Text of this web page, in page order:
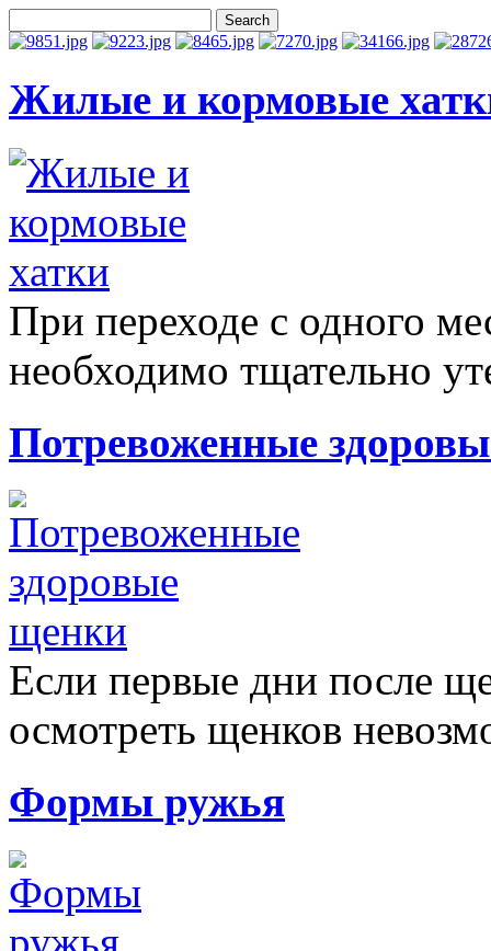
Жилые и кормовые
При переходе с одного
необходимо тщательно
Потревоженные
Если первые дни после
осмотреть щенков
Формы ружья